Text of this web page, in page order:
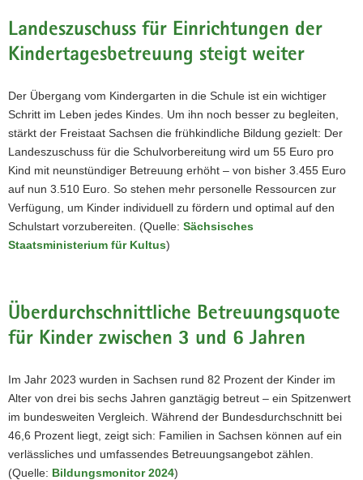
Landeszuschuss für Einrichtungen der
Kindertagesbetreuung steigt weiter
Der Übergang vom Kindergarten in die Schule ist ein wichtiger
Schritt im Leben jedes Kindes. Um ihn noch besser zu begleiten,
stärkt der Freistaat Sachsen die frühkindliche Bildung gezielt: Der
Landeszuschuss für die Schulvorbereitung wird um 55 Euro pro
Kind mit neunstündiger Betreuung erhöht – von bisher 3.455 Euro
auf nun 3.510 Euro. So stehen mehr personelle Ressourcen zur
Verfügung, um Kinder individuell zu fördern und optimal auf den
Schulstart vorzubereiten. (Quelle: Sächsisches
Staatsministerium für Kultus)
Überdurchschnittliche Betreuungsquote
für Kinder zwischen 3 und 6 Jahren
Im Jahr 2023 wurden in Sachsen rund 82 Prozent der Kinder im
Alter von drei bis sechs Jahren ganztägig betreut – ein Spitzenwert
im bundesweiten Vergleich. Während der Bundesdurchschnitt bei
46,6 Prozent liegt, zeigt sich: Familien in Sachsen können auf ein
verlässliches und umfassendes Betreuungsangebot zählen.
(Quelle: Bildungsmonitor 2024)